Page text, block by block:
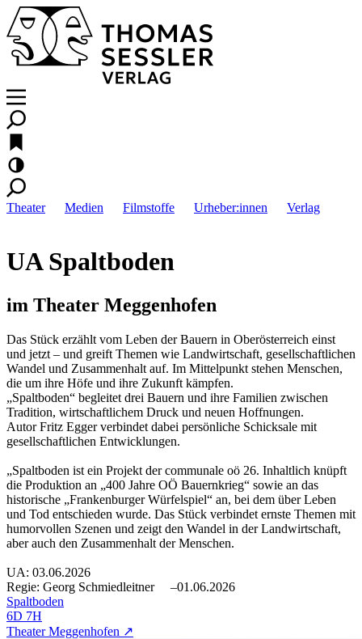
Theater Medien Filmstoffe Urheber:innen Verlag
UA Spaltboden
im Theater Meggenhofen
Das Stück erzählt vom Leben der Bauern in Oberösterreich einst
und jetzt – und greift Themen wie Landwirtschaft, gesellschaftlichen
Wandel und Zusammenhalt auf. Im Mittelpunkt stehen Menschen,
die um ihre Höfe und ihre Zukunft kämpfen.
„Spaltboden“ begleitet drei Bauern und ihre Familien zwischen
Tradition, wirtschaftlichem Druck und neuen Hoffnungen.
Autor Fritz Egger verbindet dabei persönliche Schicksale mit
gesellschaftlichen Entwicklungen.
„Spaltboden ist ein Projekt der communale oö 26. Inhaltlich knüpft
die Produktion an „400 Jahre OÖ Bauernkrieg“ sowie an das
historische „Frankenburger Würfelspiel“ an, bei dem über Leben
und Tod entschieden wurde. Das Stück verbindet ernste Themen mit
humorvollen Szenen und zeigt den Wandel in der Landwirtschaft,
aber auch den Zusammenhalt der Menschen.
UA: 03.06.2026
Regie: Georg Schmiedleitner –01.06.2026
Spaltboden
6D 7H
Theater Meggenhofen ↗